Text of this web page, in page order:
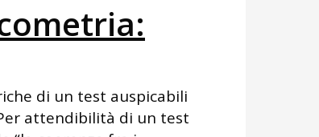
di un test auspicabili
attendibilità di un test